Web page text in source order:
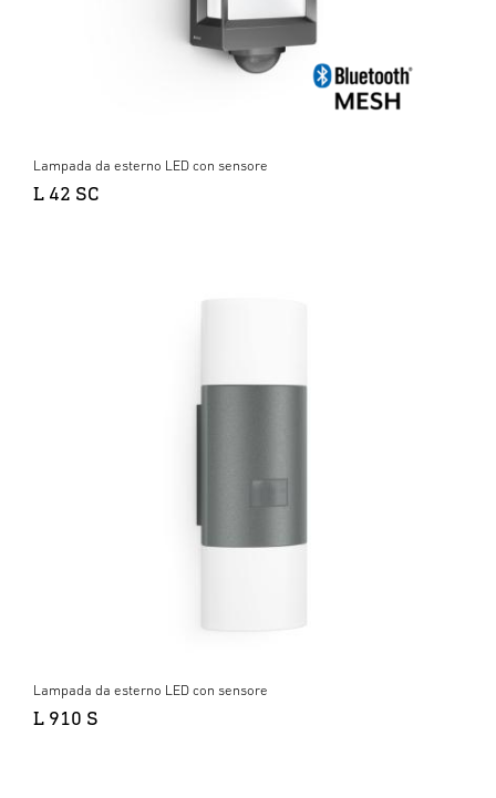
Lampada da esterno LED con sensore
L 42 SC
Lampada da esterno LED con sensore
L 910 S